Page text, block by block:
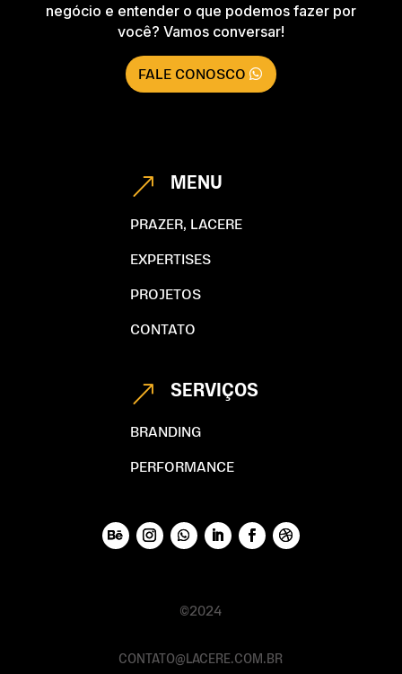
negócio e entender o que podemos fazer por
você? Vamos conversar!
FALE CONOSCO
& MENU
PRAZER, LACERE
EXPERTISES
PROJETOS
CONTATO
& SERVIÇOS
BRANDING
PERFORMANCE
©2024
CONTATO@LACERE.COM.BR